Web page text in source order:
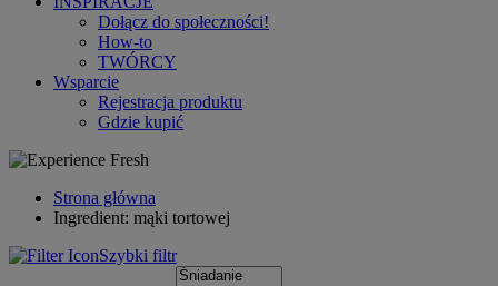
Dołącz do społeczności!
How-to
TWÓRCY
Wsparcie
Rejestracja produktu
Gdzie kupić
Strona główna
Ingredient: mąki tortowej
Szybki filtr